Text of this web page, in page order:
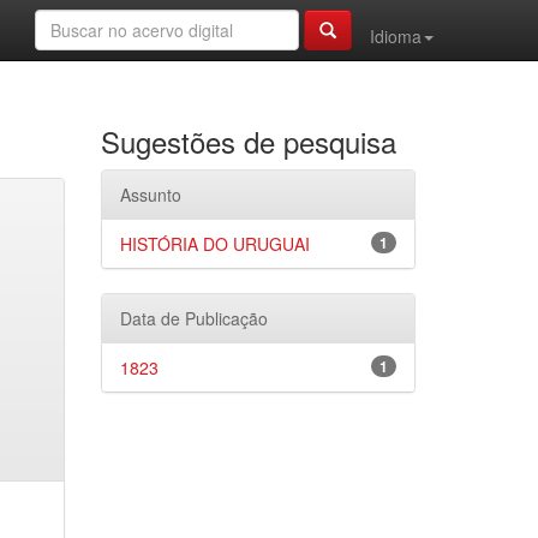
Idioma
Sugestões de pesquisa
Assunto
1
HISTÓRIA DO URUGUAI
Data de Publicação
1
1823